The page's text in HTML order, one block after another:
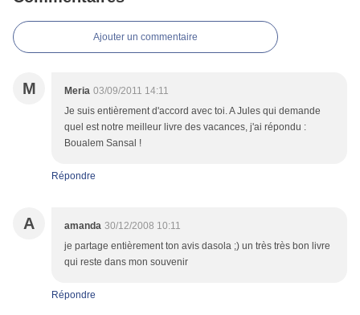
Ajouter un commentaire
M Meria 03/09/2011 14:11
Je suis entièrement d'accord avec toi. A Jules qui demande
quel est notre meilleur livre des vacances, j'ai répondu :
Boualem Sansal !
Répondre
A amanda 30/12/2008 10:11
je partage entièrement ton avis dasola ;) un très très bon livre
qui reste dans mon souvenir
Répondre